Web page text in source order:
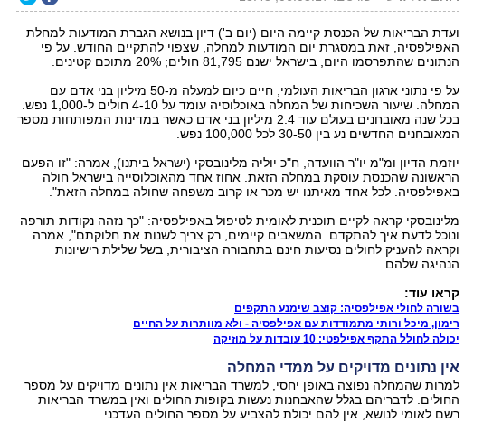
ועדת הבריאות של הכנסת קיימה היום (יום ב') דיון בנושא הגברת המודעות למחלת
האפילפסיה, זאת במסגרת יום המודעות למחלה, שצפוי להתקיים החודש. על פי
הנתונים שהתפרסמו היום, בישראל ישנם 81,795 חולים; 20% מתוכם קטינים.
על פי נתוני ארגון הבריאות העולמי, חיים כיום למעלה מ-50 מיליון בני אדם עם
המחלה. שיעור השכיחות של המחלה באוכלוסיה עומד על 4-10 חולים ל-1,000 נפש.
בכל שנה מאובחנים בעולם עוד 2.4 מיליון בני אדם כאשר במדינות המפותחות מספר
המאובחנים החדשים נע בין 30-50 לכל 100,000 נפש.
יוזמת הדיון ומ"מ יו"ר הוועדה, ח"כ יוליה מלינובסקי (ישראל ביתנו), אמרה: "זו הפעם
הראשונה שהכנסת עוסקת במחלה הזאת. אחוז אחד מהאוכלוסייה בישראל חולה
באפילפסיה. לכל אחד מאיתנו יש מכר או קרוב משפחה שחולה במחלה הזאת".
מלינובסקי קראה לקיים תוכנית לאומית לטיפול באפילפסיה: "כך נזהה נקודות תורפה
ונוכל לדעת איך להתקדם. המשאבים קיימים, רק צריך לשנות את חלוקתם", אמרה
וקראה להעניק לחולים נסיעות חינם בתחבורה הציבורית, בשל שלילת רישיונות
הנהיגה שלהם.
קראו עוד:
בשורה לחולי אפילפסיה: קוצב שימנע התקפים
רימון, מיכל ורותי מתמודדות עם אפילפסיה - ולא מוותרות על החיים
יכולה לחולל התקף אפילפטי: 10 עובדות על מוזיקה
אין נתונים מדויקים על ממדי המחלה
למרות שהמחלה נפוצה באופן יחסי, למשרד הבריאות אין נתונים מדויקים על מספר
החולים. לדבריהם בגלל שהאבחנות נעשות בקופות החולים ואין במשרד הבריאות
רשם לאומי לנושא, אין להם יכולת להצביע על מספר החולים העדכני.